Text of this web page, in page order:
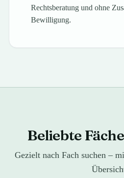
Rechtsberatung und ohne
Bewilligung.
Beliebte
Gezielt nach Fach suchen –